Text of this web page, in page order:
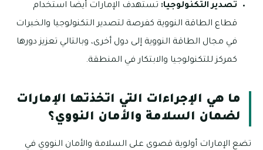
تصدير التكنولوجيا: تستهدف الإمارات أيضًا استخدام
قطاع الطاقة النووية كفرصة لتصدير التكنولوجيا والخبرات
في مجال الطاقة النووية إلى دول أخرى، وبالتالي تعزيز دورها
كمركز للتكنولوجيا والابتكار في المنطقة.
ما هي الإجراءات التي اتخذتها الإمارات
لضمان السلامة والأمان النووي؟
تضع الإمارات أولوية قصوى على السلامة والأمان النووي في